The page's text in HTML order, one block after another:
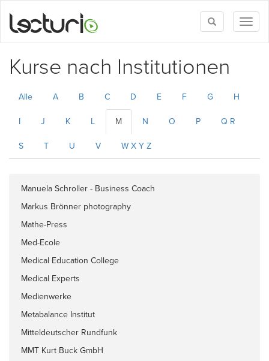
Toggle
search
Kurse nach Institutionen
Alle A B C D E F G H
I J K L M N O P Q R
S T U V W X Y Z
Manuela Schroller - Business Coach
Markus Brönner photography
Mathe-Press
Med-Ecole
Medical Education College
Medical Experts
Medienwerke
Metabalance Institut
Mitteldeutscher Rundfunk
MMT Kurt Buck GmbH